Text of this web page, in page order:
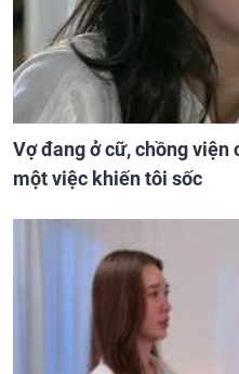
Vợ đang ở cữ, chồng viện
một việc khiến tôi sốc